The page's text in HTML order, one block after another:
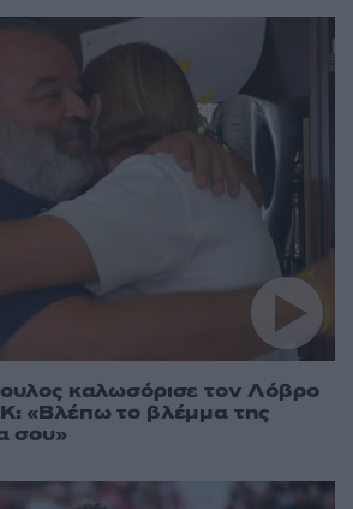
καλωσόρισε τον Λόβρο
«Βλέπω το βλέμμα της
σου»